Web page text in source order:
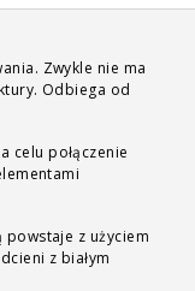
Zwykle nie ma
Odbiega od
celu połączenie
powstaje z użyciem
z białym